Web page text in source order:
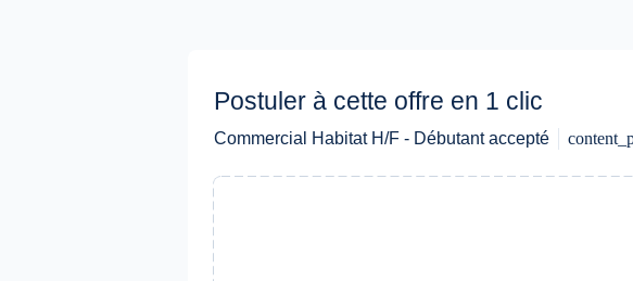
Postuler à cette offre en 1 clic
Commercial Habitat H/F - Débutant accepté